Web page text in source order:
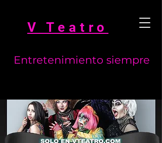
V Teatro
Entretenimiento siempre